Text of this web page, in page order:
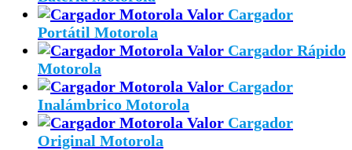
Cargador
Portátil Motorola
Cargador Rápido
Motorola
Cargador
Inalámbrico Motorola
Cargador
Original Motorola